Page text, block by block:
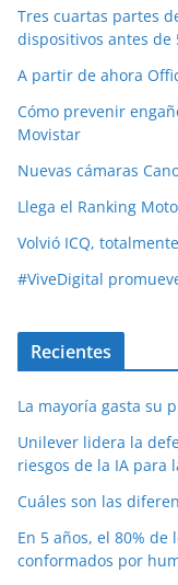
Tres cuartas partes
dispositivos antes de
A partir de ahora
Cómo prevenir
Movistar
Nuevas cámaras
Llega el Ranking
Volvió ICQ,
#ViveDigital
Recientes
La mayoría gasta su
Unilever lidera la
riesgos de la IA para
Cuáles son las
En 5 años, el 80%
conformados por